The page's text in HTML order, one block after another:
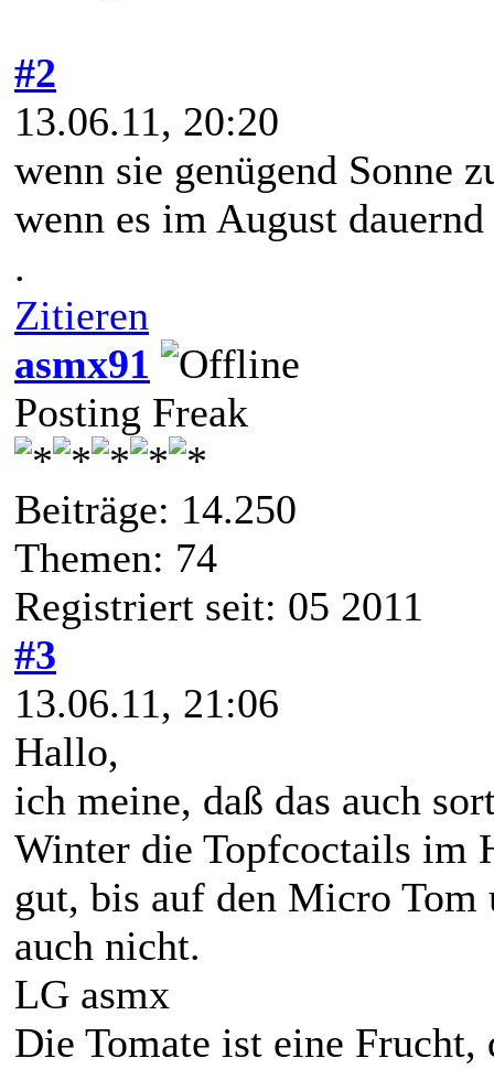
#2
13.06.11, 20:20
wenn sie genügend Sonne
wenn es im August
.
Zitieren
asmx91
Posting Freak
Beiträge: 14.250
Themen: 74
Registriert seit: 05 2011
#3
13.06.11, 21:06
Hallo,
ich meine, daß das auch
Winter die Topfcoctails im
gut, bis auf den Micro
auch nicht.
LG asmx
Die Tomate ist eine